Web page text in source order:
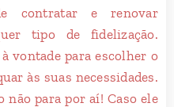
contratar e renovar
tipo de fidelização.
vontade para escolher o
às suas necessidades.
não para por aí! Caso ele